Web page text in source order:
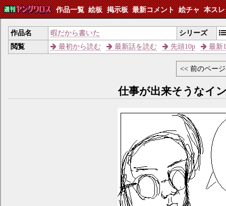
作品一覧 絵板 掲示板 最新コメント 絵チャ 本スレ
作品名 暇だから書いた
シリーズ
閲覧
最初から読む 最新話を読む 先頭10p 最新
<< 前のペー
仕事が出来そうなイ